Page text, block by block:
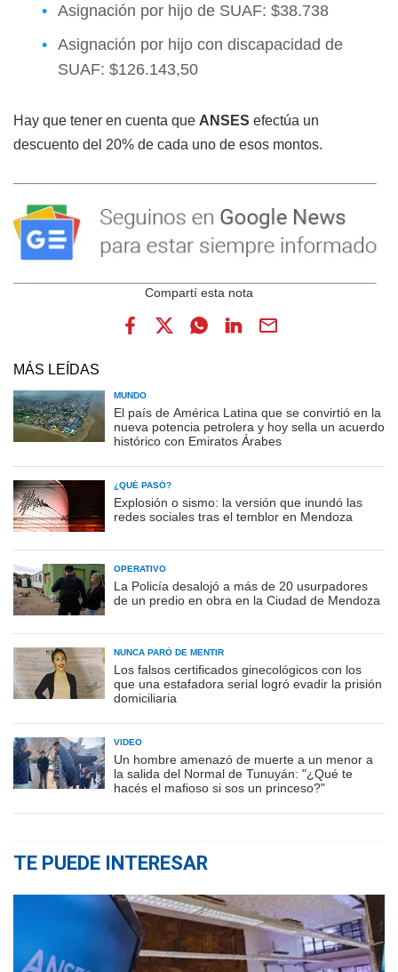
Asignación por hijo de SUAF: $38.738
Asignación por hijo con discapacidad de
SUAF: $126.143,50
Hay que tener en cuenta que ANSES efectúa un
descuento del 20% de cada uno de esos montos.
MÁS LEÍDAS
MUNDO
El país de América Latina que se convirtió en la
nueva potencia petrolera y hoy sella un acuerdo
histórico con Emiratos Árabes
¿QUÉ PASÓ?
Explosión o sismo: la versión que inundó las
redes sociales tras el temblor en Mendoza
OPERATIVO
La Policía desalojó a más de 20 usurpadores
de un predio en obra en la Ciudad de Mendoza
NUNCA PARÓ DE MENTIR
Los falsos certificados ginecológicos con los
que una estafadora serial logró evadir la prisión
domiciliaria
VIDEO
Un hombre amenazó de muerte a un menor a
la salida del Normal de Tunuyán: "¿Qué te
hacés el mafioso si sos un princeso?"
TE PUEDE INTERESAR